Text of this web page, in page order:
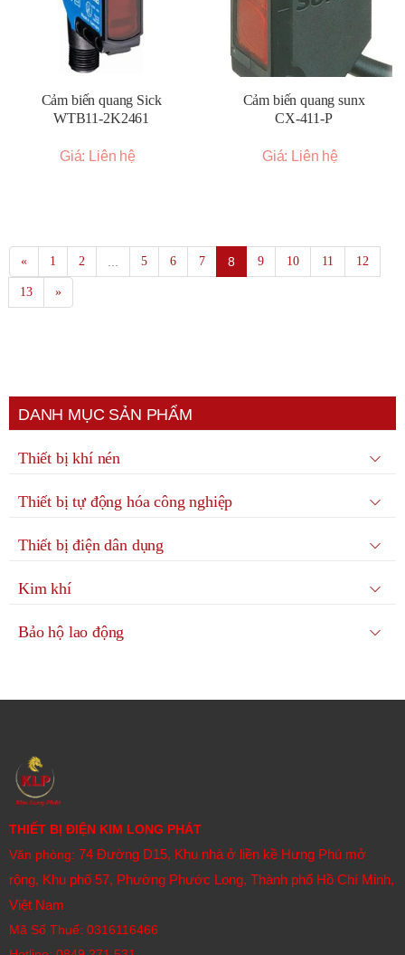
Cảm biến quang Sick
WTB11-2K2461
Giá: Liên hệ
Cảm biến quang sunx
CX-411-P
Giá: Liên hệ
« 1 2 5 6 7 8 9 10 11 12
13 »
DANH MỤC SẢN PHẨM
Thiết bị khí nén
Thiết bị tự động hóa công nghiệp
Thiết bị điện dân dụng
Kim khí
Bảo hộ lao động
THIẾT BỊ ĐIỆN KIM LONG PHÁT
Văn phòng: 74 Đường D15, Khu nhà ở liền kề Hưng Phú mở
rộng, Khu phố 57, Phường Phước Long, Thành phố Hồ Chí Minh,
Việt Nam
Mã Số Thuế: 0316116466